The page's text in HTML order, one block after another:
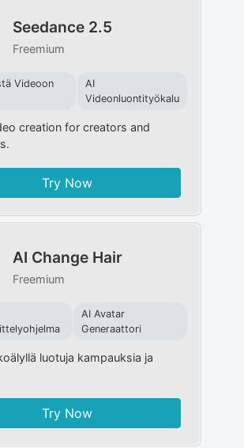
Seedance 2.5
Freemium
Videoon
AI
Videonluontityökalu
creation for creators and
Try Now
AI Change Hair
Freemium
AI Avatar
Generaattori
luotuja kampauksia ja
Try Now